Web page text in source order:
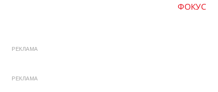
ФОКУС
РЕКЛАМА
РЕКЛАМА